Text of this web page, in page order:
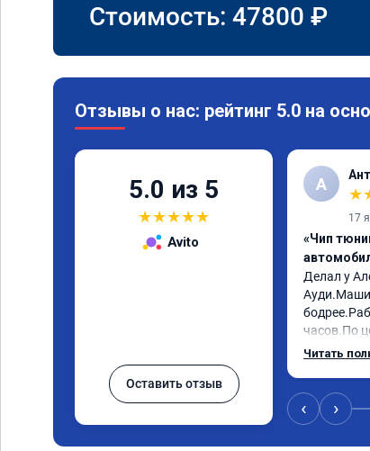
Стоимость: 47800 ₽
Отзывы о нас: рейтинг 5.0 на
5.0 из 5
★★★★★
Avito
Оставить отзыв
А
★
17
«Чип
Делал у
часов.По
как
знаю,куда
Читать
‹ ›